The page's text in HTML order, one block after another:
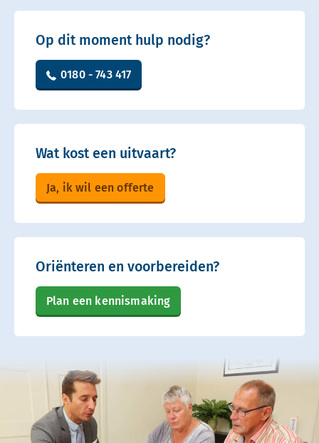
Op dit moment hulp nodig?
0180 - 743 417
Wat kost een uitvaart?
Ja, ik wil een offerte
Oriënteren en voorbereiden?
Plan een kennismaking